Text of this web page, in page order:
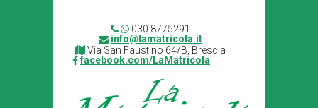
030 8775291
info@lamatricola.it
Via San Faustino 64/B, Brescia
facebook.com/LaMatricola